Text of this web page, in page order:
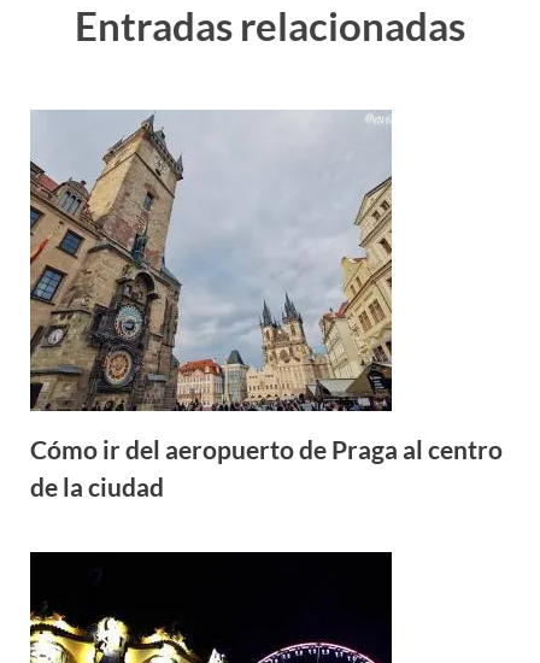
Entradas relacionadas
Cómo ir del aeropuerto de Praga al centro
de la ciudad